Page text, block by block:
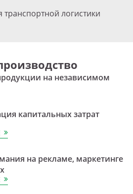
транспортной логистики
на независимом
капитальных затрат
на рекламе, маркетинге